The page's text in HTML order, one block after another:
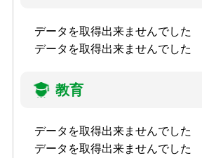
データを取得出来ませんでした
データを取得出来ませんでした
教育
データを取得出来ませんでした
データを取得出来ませんでした